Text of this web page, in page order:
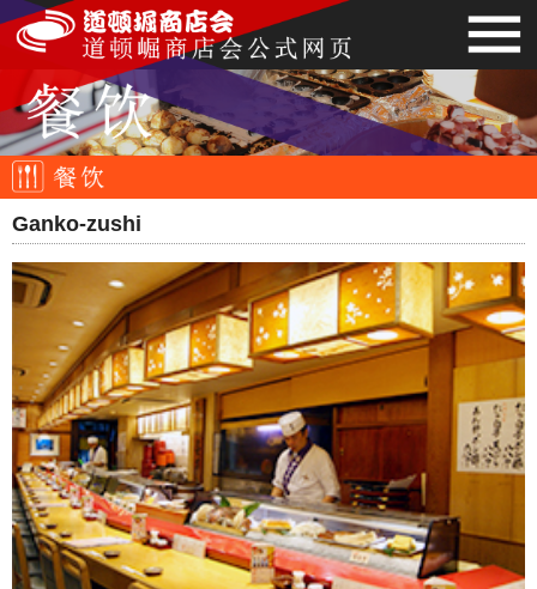
Ganko-zushi